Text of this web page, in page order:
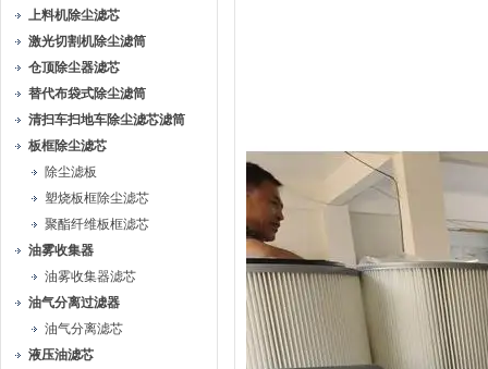
上料机除尘滤芯
激光切割机除尘滤筒
仓顶除尘器滤芯
替代布袋式除尘滤筒
清扫车扫地车除尘滤芯滤筒
板框除尘滤芯
除尘滤板
塑烧板框除尘滤芯
聚酯纤维板框滤芯
油雾收集器
油雾收集器滤芯
油气分离过滤器
油气分离滤芯
液压油滤芯